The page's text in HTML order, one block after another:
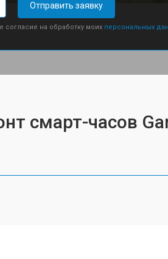
Отправить заявку
согласие на обработку моих персональных
смарт-часов